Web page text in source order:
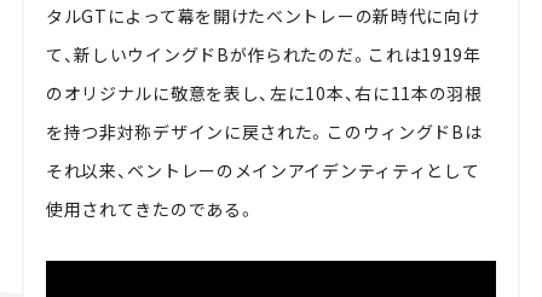
タルGTによって幕を開けたベントレーの新時代に向け
て、新しいウイングドBが作られたのだ。これは1919年
のオリジナルに敬意を表し、左に10本、右に11本の羽根
を持つ非対称デザインに戻された。このウィングドBは
それ以来、ベントレーのメインアイデンティティとして
使用されてきたのである。